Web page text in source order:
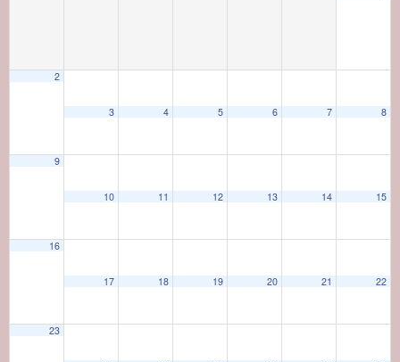
2
3 4 5 6 7 8
9
10 11 12 13 14 15
16
17 18 19 20 21 22
23